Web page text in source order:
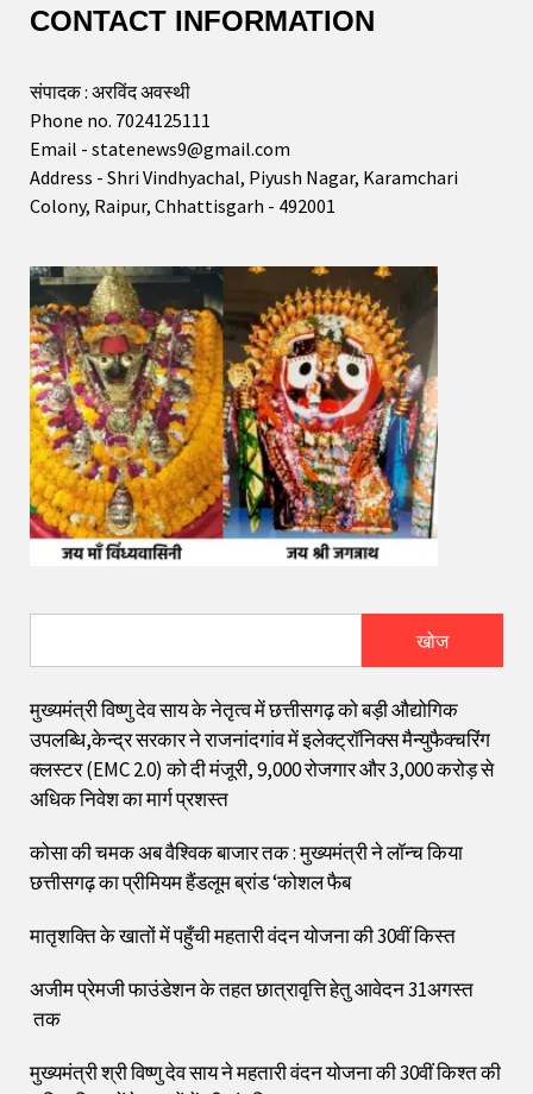
CONTACT INFORMATION
संपादक : अरविंद अवस्थी
Phone no. 7024125111
Email - statenews9@gmail.com
Address - Shri Vindhyachal, Piyush Nagar, Karamchari
Colony, Raipur, Chhattisgarh - 492001
खोज
मुख्यमंत्री विष्णु देव साय के नेतृत्व में छत्तीसगढ़ को बड़ी औद्योगिक
उपलब्धि,केन्द्र सरकार ने राजनांदगांव में इलेक्ट्रॉनिक्स मैन्युफैक्चरिंग
क्लस्टर (EMC 2.0) को दी मंजूरी, 9,000 रोजगार और ₹3,000 करोड़ से
अधिक निवेश का मार्ग प्रशस्त
कोसा की चमक अब वैश्विक बाजार तक : मुख्यमंत्री ने लॉन्च किया
छत्तीसगढ़ का प्रीमियम हैंडलूम ब्रांड ‘कोशल फैब
मातृशक्ति के खातों में पहुँची महतारी वंदन योजना की 30वीं किस्त
अजीम प्रेमजी फाउंडेशन के तहत छात्रावृत्ति हेतु आवेदन 31अगस्त
तक
मुख्यमंत्री श्री विष्णु देव साय ने महतारी वंदन योजना की 30वीं किश्त की